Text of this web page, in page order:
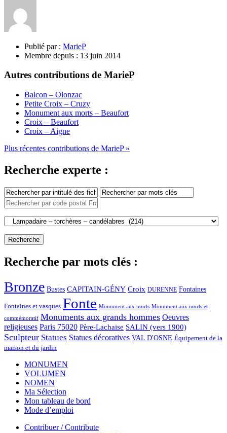
Publié par : MarieP
Membre depuis : 13 juin 2014
Autres contributions de MarieP
Balcon – Olonzac
Petite Croix – Cruzy
Monument aux morts – Beaufort
Croix – Beaufort
Croix – Aigne
Plus récentes contributions de MarieP »
Recherche experte :
Recherche par mots clés :
Bronze Bustes CAPITAIN-GÉNY Croix DURENNE Fontaines
Fontaines et vasques Fonte Monument aux morts Monument aux morts et
commémoratif Monuments aux grands hommes Oeuvres
religieuses Paris 75020 Père-Lachaise SALIN (vers 1900)
Sculpteur Statues Statues décoratives VAL D'OSNE Équipement de la
maison et du jardin
MONUMEN
VOLUMEN
NOMEN
Ma Sélection
Mon tableau de bord
Mode d’emploi
Contribuer / Contribute